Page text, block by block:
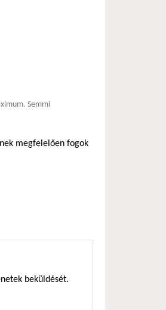
Semmi
megfelelően fogok
beküldését.